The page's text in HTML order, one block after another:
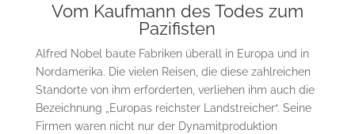
Vom Kaufmann des Todes zum
Pazifisten
Alfred Nobel baute Fabriken überall in Europa und in
Nordamerika. Die vielen Reisen, die diese zahlreichen
Standorte von ihm erforderten, verliehen ihm auch die
Bezeichnung „Europas reichster Landstreicher“. Seine
Firmen waren nicht nur der Dynamitproduktion